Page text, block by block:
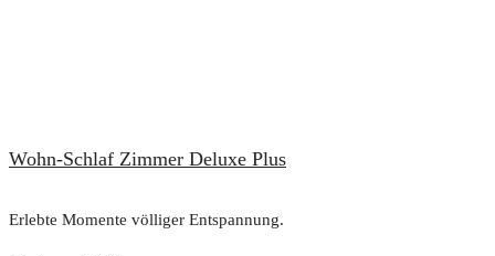
Wohn-Schlaf Zimmer Deluxe Plus
Erlebte Momente völliger Entspannung.